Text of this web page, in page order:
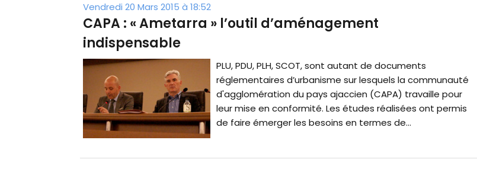
Vendredi 20 Mars 2015 à 18:52
CAPA : « Ametarra » l’outil d’aménagement
indispensable
PLU, PDU, PLH, SCOT, sont autant de documents
réglementaires d’urbanisme sur lesquels la communauté
d'agglomération du pays ajaccien (CAPA) travaille pour
leur mise en conformité. Les études réalisées ont permis
de faire émerger les besoins en termes de...